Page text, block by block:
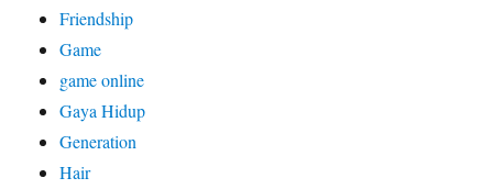
Friendship
Game
game online
Gaya Hidup
Generation
Hair